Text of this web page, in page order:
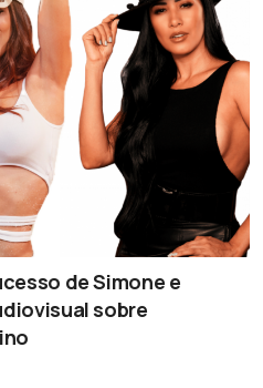
de Simone e
sobre